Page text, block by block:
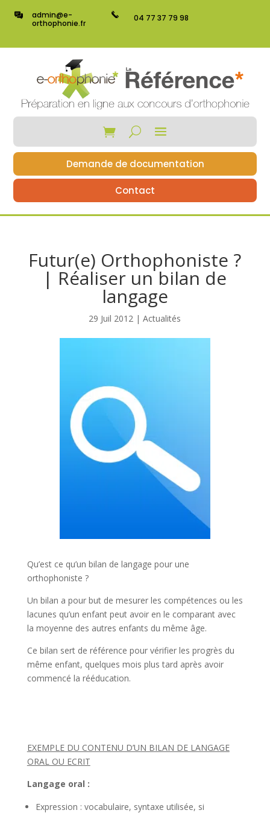
admin@e-
orthophonie.fr
04 77 37 79 98
Demande de documentation
Contact
Futur(e) Orthophoniste ?
| Réaliser un bilan de
langage
29 Juil 2012 |Actualités
Qu’est ce qu’un bilan de langage pour une
orthophoniste ?
Un bilan a pour but de mesurer les compétences ou les
lacunes qu’un enfant peut avoir en le comparant avec
la moyenne des autres enfants du même âge.
Ce bilan sert de référence pour vérifier les progrès du
même enfant, quelques mois plus tard après avoir
commencé la rééducation.
EXEMPLE DU CONTENU D’UN BILAN DE LANGAGE
ORAL OU ECRIT
Langage oral :
Expression : vocabulaire, syntaxe utilisée, si